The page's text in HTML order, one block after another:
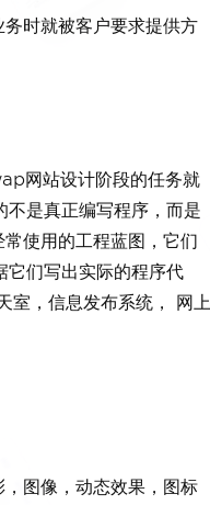
时就被客户要求提供方
网站设计阶段的任务就
是真正编写程序，而是
使用的工程蓝图，它们
它们写出实际的程序代
室，信息发布系统， 网上
图像，动态效果，图标